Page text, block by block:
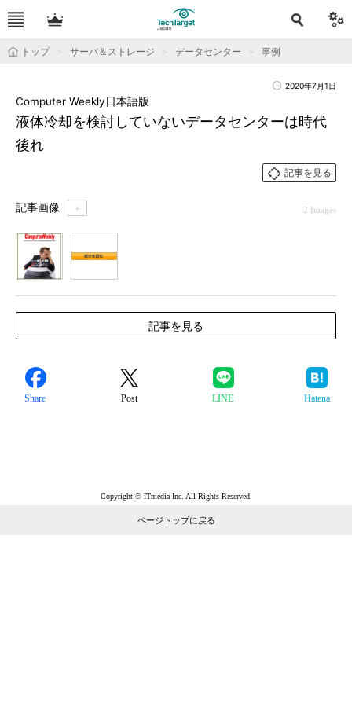
トップ サーバ＆ストレージ データセンター 事例
2020年7月1日
液体冷却を検討していないデータセンターは時代
後れ
Computer Weekly日本語版
記事を見る
記事画像 ＋ 2 Images
記事を見る
Share Post LINE Hatena
Copyright © ITmedia Inc. All Rights Reserved.
ページトップに戻る